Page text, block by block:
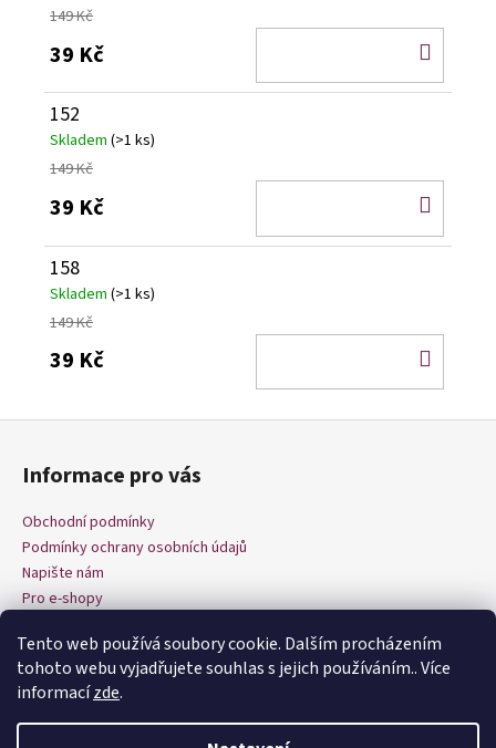
Tento web používá soubory cookie. Dalším procházením
tohoto webu vyjadřujete souhlas s jejich používáním.. Více
informacízde.
149 Kč
39 Kč
152
Skladem (>1 ks)
149 Kč
39 Kč
158
Skladem (>1 ks)
149 Kč
39 Kč
Z
Informace pro vás
Obchodní podmínky
Podmínky ochrany osobních údajů
Napište nám
Pro e-shopy